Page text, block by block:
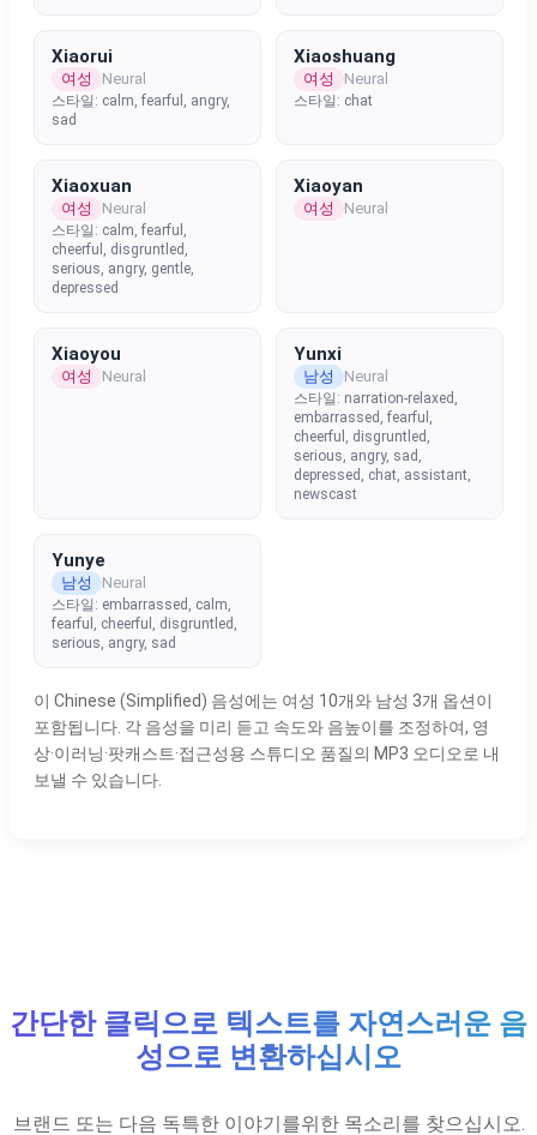
Xiaorui
여성 Neural
스타일: calm, fearful, angry,
sad
Xiaoshuang
여성 Neural
스타일: chat
Xiaoxuan
여성 Neural
스타일: calm, fearful,
cheerful, disgruntled,
serious, angry, gentle,
depressed
Xiaoyan
여성 Neural
Xiaoyou
여성 Neural
Yunxi
남성 Neural
스타일: narration-relaxed,
embarrassed, fearful,
cheerful, disgruntled,
serious, angry, sad,
depressed, chat, assistant,
newscast
Yunye
남성 Neural
스타일: embarrassed, calm,
fearful, cheerful, disgruntled,
serious, angry, sad
이 Chinese (Simplified) 음성에는 여성 10개와 남성 3개 옵션이
포함됩니다. 각 음성을 미리 듣고 속도와 음높이를 조정하여, 영
상·이러닝·팟캐스트·접근성용 스튜디오 품질의 MP3 오디오로 내
보낼 수 있습니다.
간단한 클릭으로 텍스트를 자연스러운 음
성으로 변환하십시오
브랜드 또는 다음 독특한 이야기를위한 목소리를 찾으십시오.